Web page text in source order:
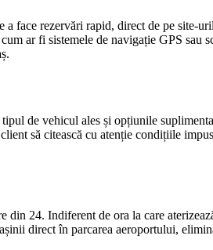
face rezervări rapid, direct de pe site-
ar fi sistemele de navigație GPS sau
de vehicul ales și opțiunile
să citească cu atenție condițiile
24. Indiferent de ora la care
direct în parcarea aeroportului,